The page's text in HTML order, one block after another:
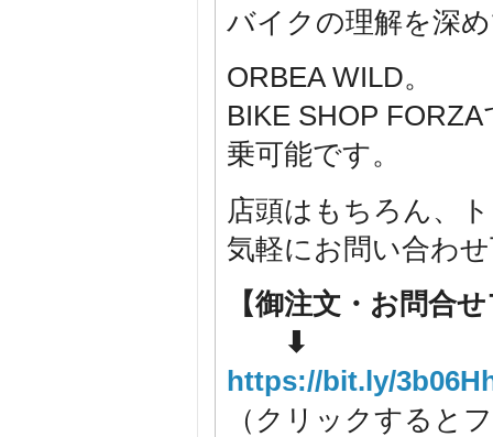
バイクの理解を深
ORBEA WILD。
BIKE SHOP
乗可能です。
店頭はもちろん、
気軽にお問い合わ
【御注文・お問合
⬇
https://bit.ly/
（クリックすると